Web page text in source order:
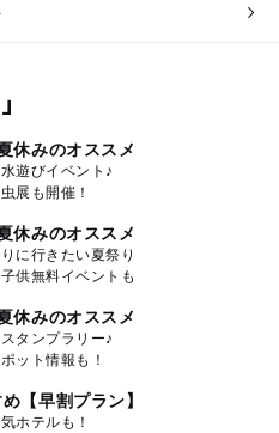
休みのオススメ
遊びイベント♪
展も開催！
休みのオススメ
に行きたい夏祭り
供無料イベントも
休みのオススメ
タンプラリー♪
ット情報も！
【早割プラン】
ホテルも！